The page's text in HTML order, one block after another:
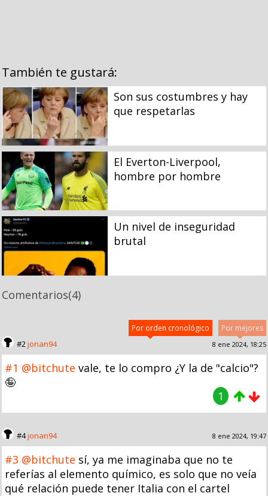
También te gustará:
Son sus costumbres y hay
que respetarlas
El Everton-Liverpool,
hombre por hombre
Un nivel de inseguridad
brutal
Comentarios(4)
Por mejores
Por orden cronológico
#2jonan94 8 ene 2024, 18:25
#1 @bitchute vale, te lo compro ¿Y la de "calcio"?
🤪
1
#4jonan94 8 ene 2024, 19:47
#3 @bitchute sí, ya me imaginaba que no te
referías al elemento químico, es solo que no veía
qué relación puede tener Italia con el cartel